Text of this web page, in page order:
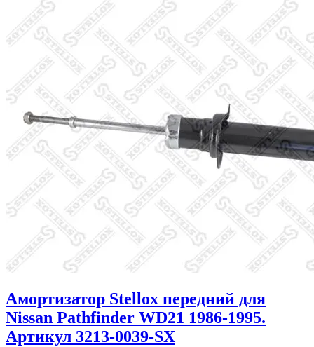
Амортизатор Stellox передний для
Nissan Pathfinder WD21 1986-1995.
Артикул 3213-0039-SX